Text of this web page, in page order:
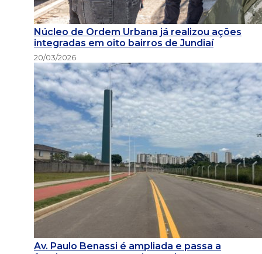
Núcleo de Ordem Urbana já realizou ações
integradas em oito bairros de Jundiaí
20/03/2026
Av. Paulo Benassi é ampliada e passa a